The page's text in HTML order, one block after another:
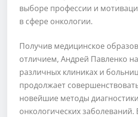
выборе профессии и
в сфере онкологии.
Получив медицинское
отличием, Андрей Павленко
различных клиниках и
продолжает
новейшие методы
онкологических заболеваний.